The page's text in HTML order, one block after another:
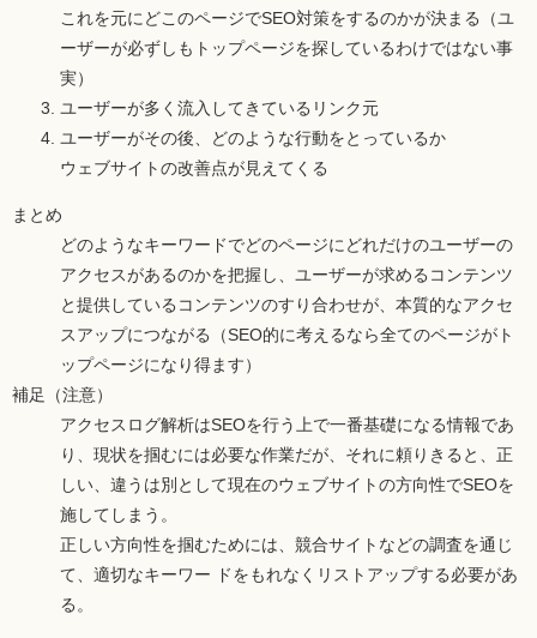
これを元にどこのページでSEO対策をするのかが決まる（ユ
ーザーが必ずしもトップページを探しているわけではない事
実）
ユーザーが多く流入してきているリンク元
ユーザーがその後、どのような行動をとっているか
ウェブサイトの改善点が見えてくる
まとめ
どのようなキーワードでどのページにどれだけのユーザーの
アクセスがあるのかを把握し、ユーザーが求めるコンテンツ
と提供しているコンテンツのすり合わせが、本質的なアクセ
スアップにつながる（SEO的に考えるなら全てのページがト
ップページになり得ます）
補足（注意）
アクセスログ解析はSEOを行う上で一番基礎になる情報であ
り、現状を掴むには必要な作業だが、それに頼りきると、正
しい、違うは別として現在のウェブサイトの方向性でSEOを
施してしまう。
正しい方向性を掴むためには、競合サイトなどの調査を通じ
て、適切なキーワー ドをもれなくリストアップする必要があ
る。